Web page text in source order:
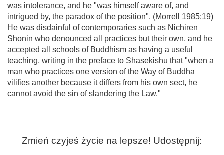
was intolerance, and he "was himself aware of, and
intrigued by, the paradox of the position". (Morrell 1985:19)
He was disdainful of contemporaries such as Nichiren
Shonin who denounced all practices but their own, and he
accepted all schools of Buddhism as having a useful
teaching, writing in the preface to Shasekishū that "when a
man who practices one version of the Way of Buddha
vilifies another because it differs from his own sect, he
cannot avoid the sin of slandering the Law."
Zmień czyjeś życie na lepsze! Udostępnij: